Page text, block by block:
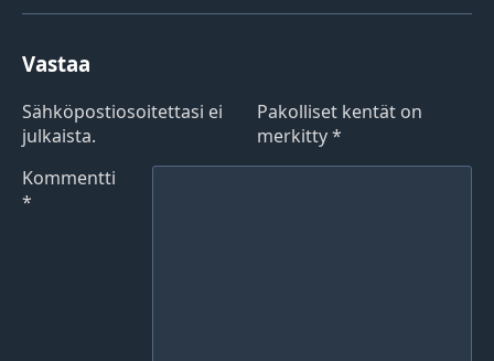
Vastaa
Sähköpostiosoitettasi ei
julkaista.
Pakolliset kentät on
merkitty*
Kommentti
*